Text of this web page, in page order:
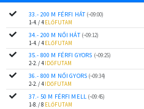
33.- 200 M FÉRFI HÁT (~09:00)
1-4. / 4ELŐFUTAM
34.- 200 M NŐI HÁT (~09:12)
1-4. / 4ELŐFUTAM
35.- 800 M FÉRFI GYORS (~09:25)
2-2. / 4 IDŐFUTAM
36.- 800 M NŐI GYORS (~09:34)
2-2. / 4IDŐFUTAM
37.- 50 M FÉRFI MELL (~09:45)
1-8. / 8 ELŐFUTAM